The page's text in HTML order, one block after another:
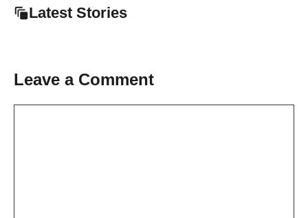
Latest Stories
Leave a Comment